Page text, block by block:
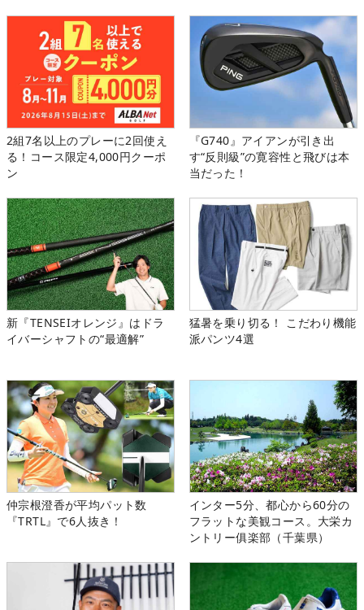
2組7名以上のプレーに2回使え
る！コース限定4,000円クーポ
ン
『G740』アイアンが引き出
す“反則級”の寛容性と飛びは本
当だった！
新『TENSEIオレンジ』はドラ
イバーシャフトの“最適解”
猛暑を乗り切る！ こだわり機能
派パンツ4選
仲宗根澄香が平均パット数
『TRTL』で6人抜き！
インター5分、都心から60分の
フラットな美観コース。大栄カ
ントリー俱楽部（千葉県）